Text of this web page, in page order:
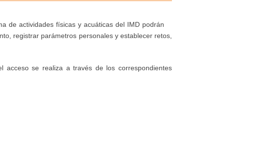
de actividades físicas y acuáticas del IMD podrán
registrar parámetros personales y establecer retos,
acceso se realiza a través de los correspondientes